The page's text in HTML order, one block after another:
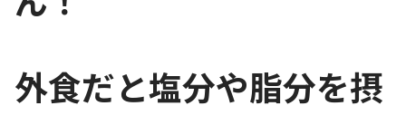
外食だと塩分や脂分を摂